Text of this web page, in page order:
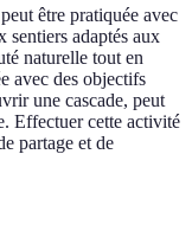
être pratiquée avec
sentiers adaptés aux
naturelle tout en
avec des objectifs
une cascade, peut
Effectuer cette activité
partage et de